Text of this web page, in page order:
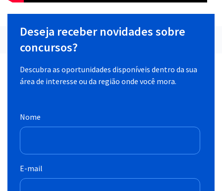
Deseja receber novidades sobre
concursos?
Descubra as oportunidades disponíveis dentro da sua
área de interesse ou da região onde você mora.
Nome
E-mail